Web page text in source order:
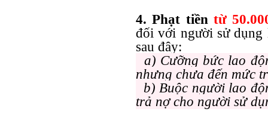
4. Phạt tiền từ
đối với người sử dụng
sau đây:
a) Cưỡng bức lao
nhưng chưa đến mức
b) Buộc người lao
trả nợ cho người sử